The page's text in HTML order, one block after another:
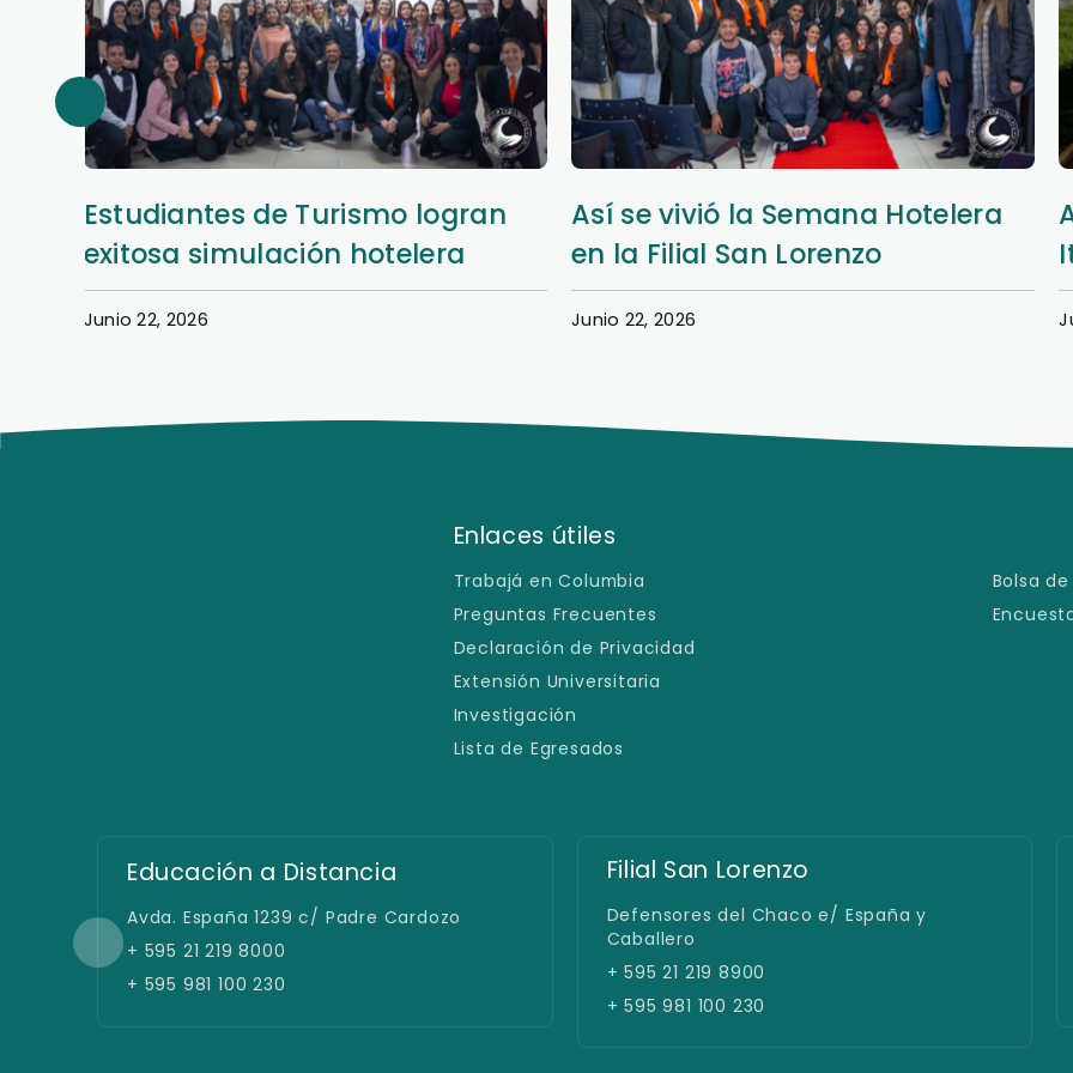
Así se vivió la Semana Hotelera
en la Filial San Lorenzo
Junio 22, 2026
Aprendizaje y extensión en Nueva
Italia
Junio 20, 2026
Enlaces útiles
Trabajá en Columbia
Preguntas Frecuentes
Declaración de Privacidad
Extensión Universitaria
Investigación
Lista de Egresados
Bolsa
Filial San Lorenzo
Defensores del Chaco e/ España y
Caballero
+ 595 21 219 8900
Filial Pedro Juan Caballero
Gral. Díaz 262 esq. Natalicio Talavera
+ +595994 112 006
+ 595 994 112006 / +55 67 99151 7007